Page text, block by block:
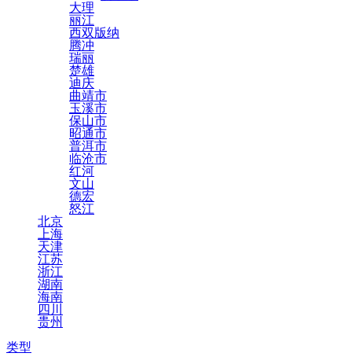
大理
丽江
西双版纳
腾冲
瑞丽
楚雄
迪庆
曲靖市
玉溪市
保山市
昭通市
普洱市
临沧市
红河
文山
德宏
怒江
北京
上海
天津
江苏
浙江
湖南
海南
四川
贵州
类型